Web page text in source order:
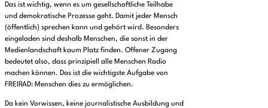
Das ist wichtig, wenn es um gesellschaftliche Teilhabe
und demokratische Prozesse geht. Damit jeder Mensch
(öffentlich) sprechen kann und gehört wird. Besonders
eingeladen sind deshalb Menschen, die sonst in der
Medienlandschaft kaum Platz finden. Offener Zugang
bedeutet also, dass prinzipiell alle Menschen Radio
machen können. Das ist die wichtigste Aufgabe von
FREIRAD: Menschen dies zu ermöglichen.
Da kein Vorwissen, keine journalistische Ausbildung und